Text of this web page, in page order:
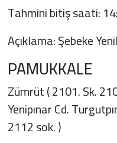
Tahmini bitiş saati:
Açıklama: Şebeke
PAMUKKALE
Zümrüt ( 2101. Sk.
Yenipınar Cd.
2112 sok. )